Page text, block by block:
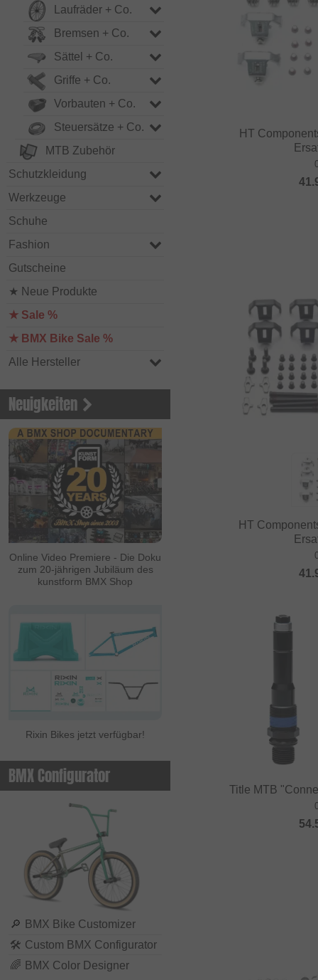
Laufräder + Co.
Bremsen + Co.
Sättel + Co.
Griffe + Co.
Vorbauten + Co.
Steuersätze + Co.
MTB Zubehör
Schutzkleidung
Werkzeuge
Schuhe
Fashion
Gutscheine
★ Neue Produkte
★ Sale %
★ BMX Bike Sale %
Alle Hersteller
Neuigkeiten
Online Video Premiere - Die Doku
zum 20-jährigen Jubiläum des
kunstform BMX Shop
Rixin Bikes jetzt verfügbar!
BMX Configurator
🔎 BMX Bike Customizer
🛠 Custom BMX Configurator
🌈 BMX Color Designer
HT
HT
Title MTB